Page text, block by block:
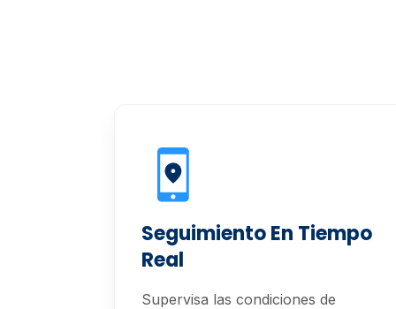
Seguimiento En Tiempo
Real
Supervisa las condiciones de